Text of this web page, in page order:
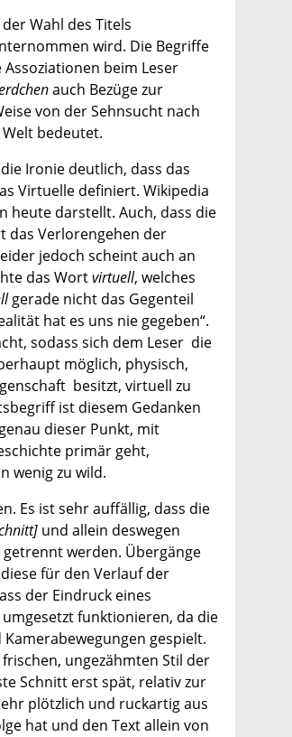
Wahl des Titels
wird. Die Begriffe
beim Leser
auch Bezüge zur
von der Sehnsucht nach
bedeutet.
Ironie deutlich, dass das
Virtuelle definiert. Wikipedia
heute darstellt. Auch, dass die
das Verlorengehen der
jedoch scheint auch an
das Wortvirtuell, welches
gerade nicht das Gegenteil
hat es uns nie gegeben“.
sodass sich dem Leser die
möglich, physisch,
besitzt, virtuell zu
ist diesem Gedanken
dieser Punkt, mit
primär geht,
wenig zu wild.
Es ist sehr auffällig, dass die
und allein deswegen
werden. Übergänge
für den Verlauf der
der Eindruck eines
funktionieren, da die
gespielt.
ungezähmten Stil der
Schnitt erst spät, relativ zur
plötzlich und ruckartig aus
hat und den Text allein von